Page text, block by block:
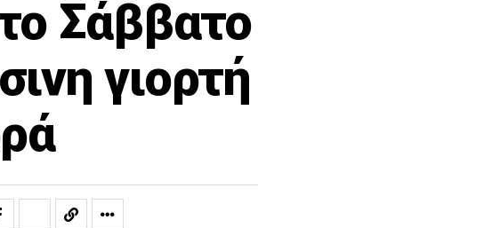
Σάββατο
γιορτή